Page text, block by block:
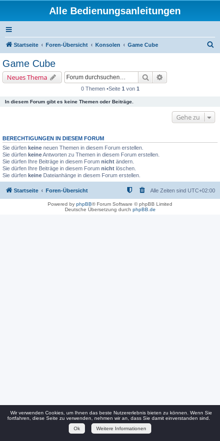
Alle Bedienungsanleitungen
Startseite Foren-Übersicht Konsolen Game Cube
Game Cube
Neues Thema Suche
0 Themen •Seite 1 von 1
In diesem Forum gibt es keine Themen oder Beiträge.
Gehe zu
BERECHTIGUNGEN IN DIESEM FORUM
Sie dürfen keine neuen Themen in diesem Forum erstellen.
Sie dürfen keineAntworten zu Themen in diesem Forum erstellen.
Sie dürfen Ihre Beiträge in diesem Forum nicht ändern.
Sie dürfen Ihre Beiträge in diesem Forum nicht löschen.
Sie dürfen keine Dateianhänge in diesem Forum erstellen.
Startseite Foren-Übersicht Alle Zeiten sind UTC+02:00
Powered by phpBB® Forum Software © phpBB Limited
Deutsche Übersetzung durch phpBB.de
Wir verwenden Cookies, um Ihnen das beste Nutzererlebnis bieten zu können. Wenn Sie
fortfahren, diese Seite zu verwenden, nehmen wir an, dass Sie damit einverstanden sind.
Ok
Weitere Informationen